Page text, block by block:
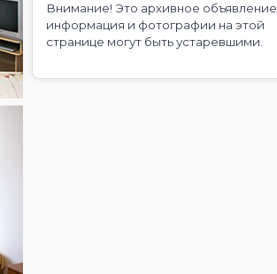
Внимание! Это архивное объявление,
информация и фотографии на этой
странице могут быть устаревшими.